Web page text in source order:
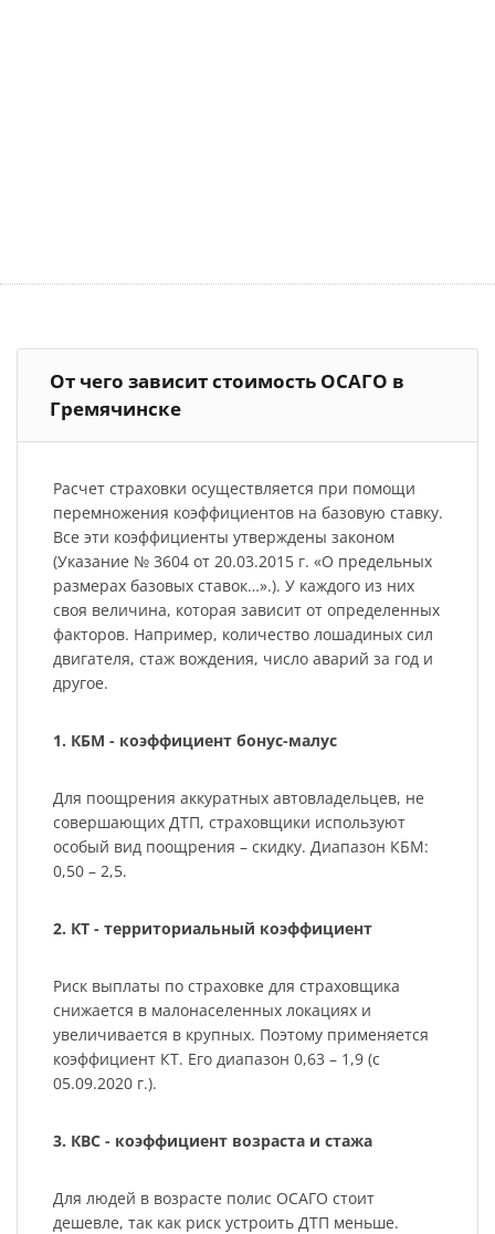
От чего зависит стоимость ОСАГО в
Гремячинске
Расчет страховки осуществляется при помощи
перемножения коэффициентов на базовую ставку.
Все эти коэффициенты утверждены законом
(Указание № 3604 от 20.03.2015 г. «О предельных
размерах базовых ставок…».). У каждого из них
своя величина, которая зависит от определенных
факторов. Например, количество лошадиных сил
двигателя, стаж вождения, число аварий за год и
другое.
1. КБМ - коэффициент бонус-малус
Для поощрения аккуратных автовладельцев, не
совершающих ДТП, страховщики используют
особый вид поощрения – скидку. Диапазон КБМ:
0,50 – 2,5.
2. КТ - территориальный коэффициент
Риск выплаты по страховке для страховщика
снижается в малонаселенных локациях и
увеличивается в крупных. Поэтому применяется
коэффициент КТ. Его диапазон 0,63 – 1,9 (с
05.09.2020 г.).
3. КВС - коэффициент возраста и стажа
Для людей в возрасте полис ОСАГО стоит
дешевле, так как риск устроить ДТП меньше.